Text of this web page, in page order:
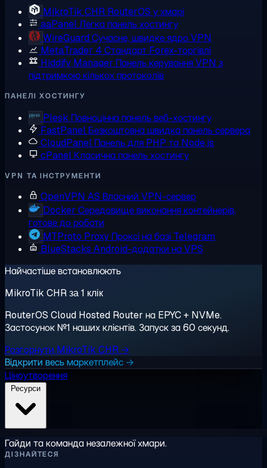
MikroTik CHR RouterOS у хмарі
aaPanelЛегка панель хостингу
WireGuard Сучасне, швидке ядро VPN
MetaTrader 4 Стандарт Forex-торгівлі
Hiddify Manager Панель керування VPN з
підтримкою кількох протоколів
ПАНЕЛІ ХОСТИНГУ
Plesk Повноцінна панель веб-хостингу
FastPanelБезкоштовна швидка панель сервера
CloudPanel Панель для PHP та Node.js
cPanelКласична панель хостингу
VPN ТА ІНСТРУМЕНТИ
OpenVPN AS Власний VPN-сервер
Docker Середовище виконання контейнерів,
готове до роботи
MTProto Proxy Проксі на базі Telegram
BlueStacks Android-додатки на VPS
Найчастіше встановлюють
MikroTik CHR за 1 клік
RouterOS Cloud Hosted Router на EPYC + NVMe.
Застосунок №1 наших клієнтів. Запуск за 60 секунд.
Розгорнути MikroTik CHR →
Відкрити весь маркетплейс →
Ціноутворення
Гайди та команда незалежної хмари.
ДІЗНАЙТЕСЯ